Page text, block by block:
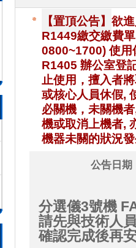
【置頂公告】 欲
R1449繳交繳費
0800~1700) 使用
R1405 辦公室登
止使用，擅入者
或核心人員休假,
必關機，未關機
機或取消上機者,
機器未關的狀況
公告日期
分選儀3號機
請先與技術人
確認完成後再